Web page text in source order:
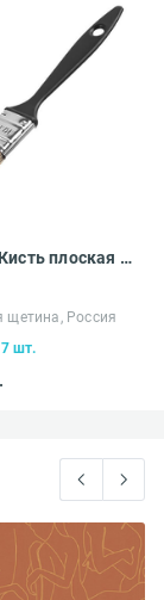
01008-025 Кисть плоская Сибин
щетина, Россия
шт.